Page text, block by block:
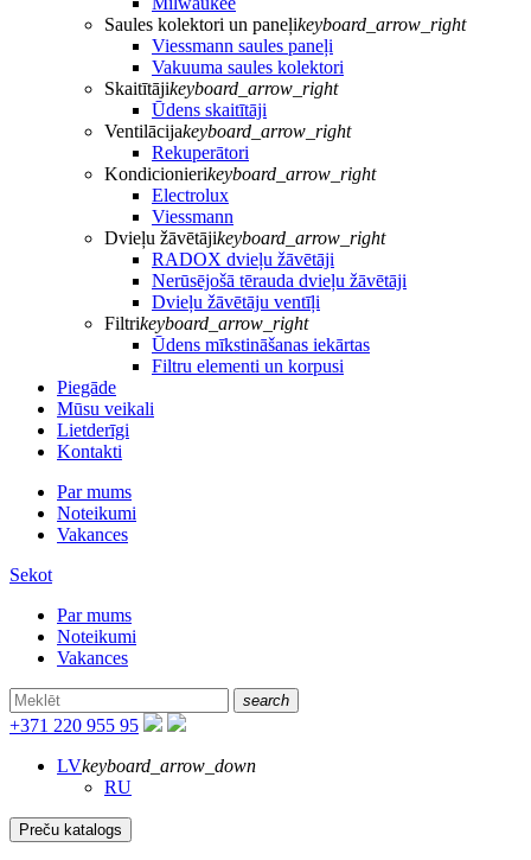
Saules kolektori un paneļikeyboard_arrow_right
Viessmann saules paneļi
Vakuuma saules kolektori
Skaitītājikeyboard_arrow_right
Ūdens skaitītāji
Ventilācijakeyboard_arrow_right
Rekuperātori
Kondicionierikeyboard_arrow_right
Electrolux
Viessmann
Dvieļu žāvētājikeyboard_arrow_right
RADOX dvieļu žāvētāji
Nerūsējošā tērauda dvieļu žāvētāji
Dvieļu žāvētāju ventīļi
Filtrikeyboard_arrow_right
Ūdens mīkstināšanas iekārtas
Filtru elementi un korpusi
Piegāde
Mūsu veikali
Lietderīgi
Kontakti
Par mums
Noteikumi
Vakances
Sekot
Par mums
Noteikumi
Vakances
search
+371 220 955 95
LVkeyboard_arrow_down
RU
Preču katalogs